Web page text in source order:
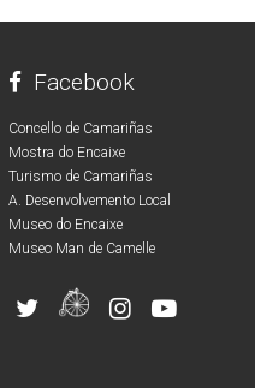
Facebook
Concello de Camariñas
Mostra do Encaixe
Turismo de Camariñas
A. Desenvolvemento Local
Museo do Encaixe
Museo Man de Camelle